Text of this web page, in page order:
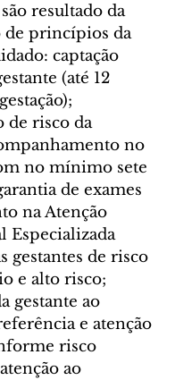
resultado da
de princípios da
captação
(até 12
de risco da
no
no mínimo sete
de exames
na Atenção
Especializada
gestantes de risco
e alto risco;
gestante ao
e atenção
risco
ao